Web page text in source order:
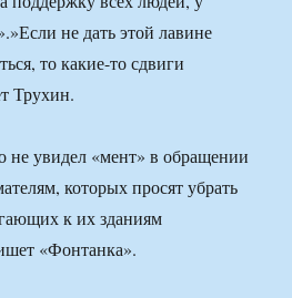
не дать этой лавине
то какие-то сдвиги
Трухин.
не увидел «мент» в обращении
которых просят убрать
к их зданиям
«Фонтанка».